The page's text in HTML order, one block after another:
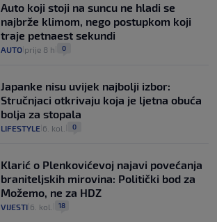
Auto koji stoji na suncu ne hladi se
najbrže klimom, nego postupkom koji
traje petnaest sekundi
AUTO prije 8 h 0
Japanke nisu uvijek najbolji izbor:
Stručnjaci otkrivaju koja je ljetna obuća
bolja za stopala
LIFESTYLE 6. kol. 0
Klarić o Plenkovićevoj najavi povećanja
braniteljskih mirovina: Politički bod za
Možemo, ne za HDZ
VIJESTI 6. kol. 18